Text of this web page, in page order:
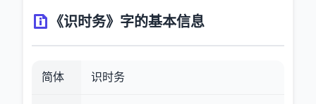
《识时务》字的基本信息
简体 识时务